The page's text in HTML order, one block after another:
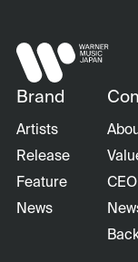
Brand
Artists
Release
Feature
News